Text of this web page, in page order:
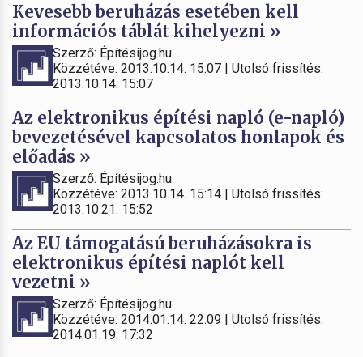
Kevesebb beruházás esetében kell
információs táblát kihelyezni »
Szerző: Építésijog.hu
Közzétéve: 2013.10.14. 15:07 | Utolsó frissítés:
2013.10.14. 15:07
Az elektronikus építési napló (e-napló)
bevezetésével kapcsolatos honlapok és
előadás »
Szerző: Építésijog.hu
Közzétéve: 2013.10.14. 15:14 | Utolsó frissítés:
2013.10.21. 15:52
Az EU támogatású beruházásokra is
elektronikus építési naplót kell
vezetni »
Szerző: Építésijog.hu
Közzétéve: 2014.01.14. 22:09 | Utolsó frissítés:
2014.01.19. 17:32